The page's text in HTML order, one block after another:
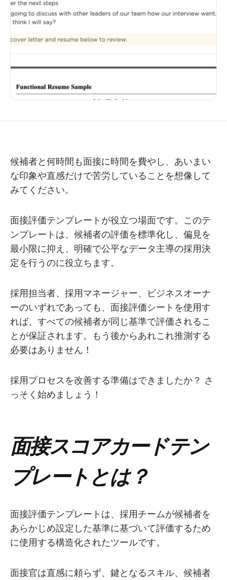
候補者と何時間も面接に時間を費やし、あいまい
な印象や直感だけで苦労していることを想像して
みてください。
面接評価テンプレートが役立つ場面です。このテ
ンプレートは、候補者の評価を標準化し、偏見を
最小限に抑え、明確で公平なデータ主導の採用決
定を行うのに役立ちます。
採用担当者、採用マネージャー、ビジネスオーナ
ーのいずれであっても、面接評価シートを使用す
れば、すべての候補者が同じ基準で評価されるこ
とが保証されます。もう後からあれこれ推測する
必要はありません！
採用プロセスを改善する準備はできましたか？ さ
っそく始めましょう！
面接スコアカードテン
プレートとは？
面接評価テンプレートは、採用チームが候補者を
あらかじめ設定した基準に基づいて評価するため
に使用する構造化されたツールです。
面接官は直感に頼らず、鍵となるスキル、候補者